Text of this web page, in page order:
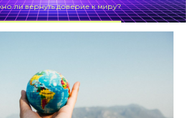
ли вернуть доверие к миру?